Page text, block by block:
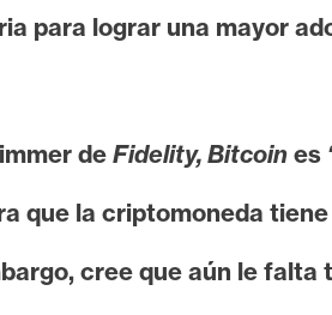
para lograr una mayor
de Fidelity, Bitcoin es
que la criptomoneda
cree que aún le